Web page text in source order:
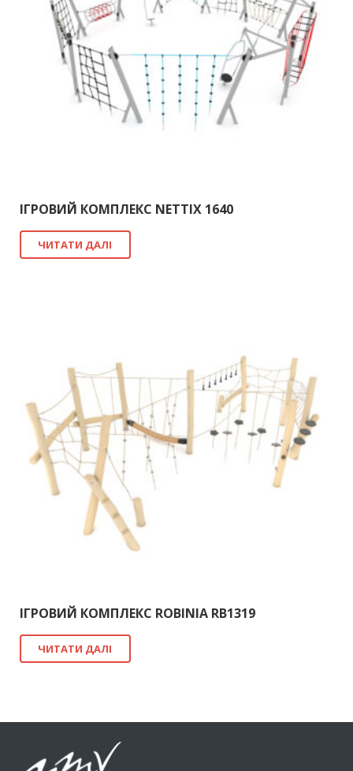
ІГРОВИЙ КОМПЛЕКС NETTIX 1640
ЧИТАТИ ДАЛІ
ІГРОВИЙ КОМПЛЕКС ROBINIA RB1319
ЧИТАТИ ДАЛІ